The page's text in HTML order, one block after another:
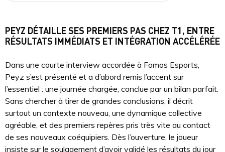
PEYZ DÉTAILLE SES PREMIERS PAS CHEZ T1, ENTRE
RÉSULTATS IMMÉDIATS ET INTÉGRATION ACCÉLÉRÉE
Dans une courte interview accordée à Fomos Esports,
Peyz s’est présenté et a d’abord remis l’accent sur
l’essentiel : une journée chargée, conclue par un bilan parfait.
Sans chercher à tirer de grandes conclusions, il décrit
surtout un contexte nouveau, une dynamique collective
agréable, et des premiers repères pris très vite au contact
de ses nouveaux coéquipiers. Dès l’ouverture, le joueur
insiste sur le soulagement d’avoir validé les résultats du jour